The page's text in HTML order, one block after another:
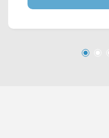
próximo a
outros tipos de comércio. Entre em
WhatsApp e Telefone